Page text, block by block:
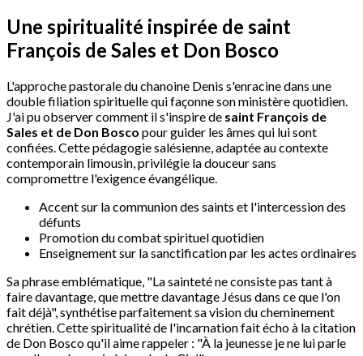
Une spiritualité inspirée de saint
François de Sales et Don Bosco
L'approche pastorale du chanoine Denis s'enracine dans une
double filiation spirituelle qui façonne son ministère quotidien.
J'ai pu observer comment il s'inspire de saint François de
Sales et de Don Bosco pour guider les âmes qui lui sont
confiées. Cette pédagogie salésienne, adaptée au contexte
contemporain limousin, privilégie la douceur sans
compromettre l'exigence évangélique.
Accent sur la communion des saints et l'intercession des
défunts
Promotion du combat spirituel quotidien
Enseignement sur la sanctification par les actes ordinaires
Sa phrase emblématique, "La sainteté ne consiste pas tant à
faire davantage, que mettre davantage Jésus dans ce que l'on
fait déjà", synthétise parfaitement sa vision du cheminement
chrétien. Cette spiritualité de l'incarnation fait écho à la citation
de Don Bosco qu'il aime rappeler : "À la jeunesse je ne lui parle